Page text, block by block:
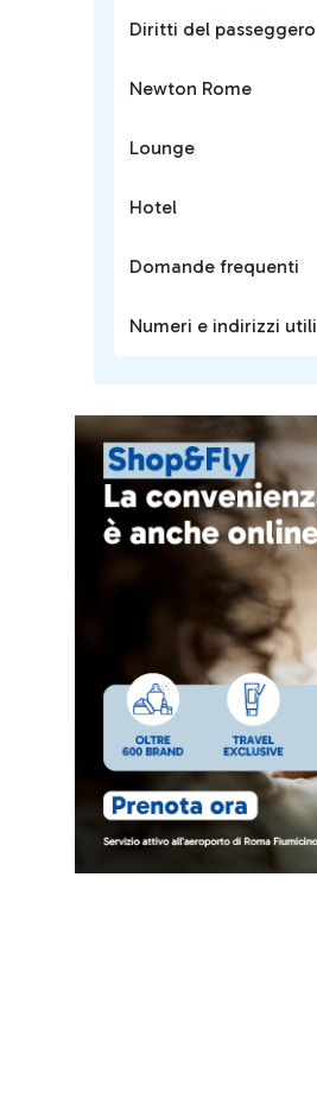
Diritti del passeggero
Newton Rome
Lounge
Hotel
Domande frequenti
Numeri e indirizzi utili